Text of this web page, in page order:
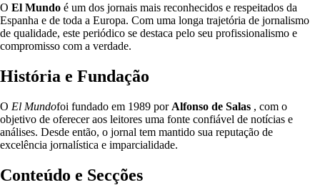
O El Mundo é um dos jornais mais reconhecidos e respeitados da
Espanha e de toda a Europa. Com uma longa trajetória de jornalismo
de qualidade, este periódico se destaca pelo seu profissionalismo e
compromisso com a verdade.
História e Fundação
O El Mundofoi fundado em 1989 por Alfonso de Salas , com o
objetivo de oferecer aos leitores uma fonte confiável de notícias e
análises. Desde então, o jornal tem mantido sua reputação de
excelência jornalística e imparcialidade.
Conteúdo e Secções